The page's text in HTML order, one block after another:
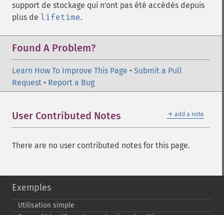
support de stockage qui n'ont pas été accédés depuis
plus de lifetime.
Found A Problem?
Learn How To Improve This Page • Submit a Pull
Request • Report a Bug
＋ add a note
User Contributed Notes
There are no user contributed notes for this page.
Exemples
Utilisation simple